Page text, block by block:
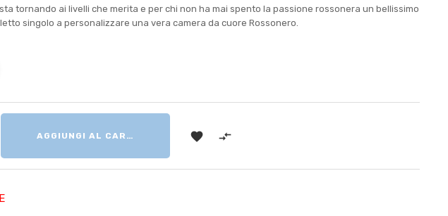
tornando ai livelli che merita e per chi non ha mai spento la passione rossonera un bellissimo
singolo a personalizzare una vera camera da cuore Rossonero.
AGGIUNGI AL CARRELLO  